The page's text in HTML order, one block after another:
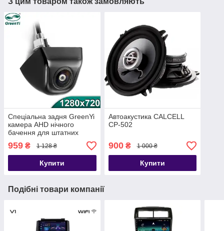
Спеціальна задня GreenYi
камера AHD нічного
бачення для штатних
магнітол з перехідником
959 ₴ 1 128 ₴
Купити
Автоакустика CALCELL
CP-502
900₴ 1 000 ₴
Купити
Подібні товари компанії